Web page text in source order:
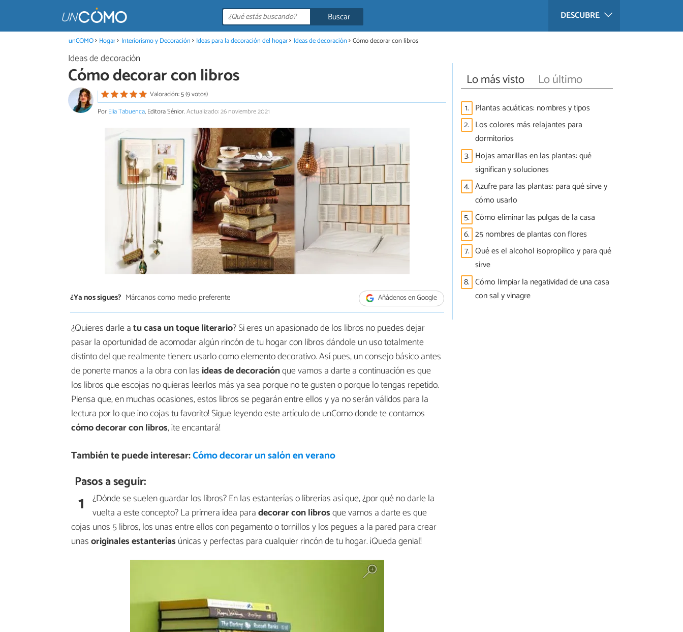
DESCUBRE
Buscar
unCOMO Hogar Interiorismo y Decoración Ideas para la decoración del hogar Ideas de decoración Cómo decorar con libros
Ideas de decoración
Cómo decorar con libros
Valoración: 5 (9 votos)
PorElia Tabuenca, Editora Sénior.Actualizado: 26 noviembre 2021
¿Ya nos sigues? Márcanos como medio preferente Añádenos en Google
¿Quieres darle atu casa un toque literario? Si eres un apasionado de los libros no puedes dejar
pasar la oportunidad de acomodar algún rincón de tu hogar con libros dándole un uso totalmente
distinto del que realmente tienen: usarlo como elemento decorativo. Así pues, un consejo básico antes
de ponerte manos a la obra con las ideas de decoraciónque vamos a darte a continuación es que
los libros que escojas no quieras leerlos más ya sea porque no te gusten o porque lo tengas repetido.
Piensa que, en muchas ocasiones, estos libros se pegarán entre ellos y ya no serán válidos para la
lectura por lo que ¡no cojas tu favorito! Sigue leyendo este artículo de unComo donde te contamos
cómo decorar con libros, ¡te encantará!
También te puede interesar:Cómo decorar un salón en verano
Pasos a seguir:
1 ¿Dónde se suelen guardar los libros? En las estanterías o librerías así que, ¿por qué no darle la
vuelta a este concepto? La primera idea paradecorar con librosque vamos a darte es que
cojas unos 5 libros, los unas entre ellos con pegamento o tornillos y los pegues a la pared para crear
unasoriginales estanterías únicas y perfectas para cualquier rincón de tu hogar. ¡Queda genial!
Lo más visto Lo último
1. Plantas acuáticas: nombres y tipos
2. Los colores más relajantes para
dormitorios
3. Hojas amarillas en las plantas: qué
significan y soluciones
4. Azufre para las plantas: para qué sirve y
cómo usarlo
5. Cómo eliminar las pulgas de la casa
6. 25 nombres de plantas con flores
7. Qué es el alcohol isopropílico y para qué
sirve
8. Cómo limpiar la negatividad de una casa
con sal y vinagre